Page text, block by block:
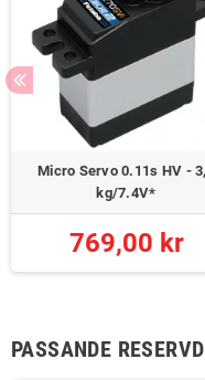
Micro Servo 0.11s HV -
kg/7.4V*
769,00 kr
PASSANDE